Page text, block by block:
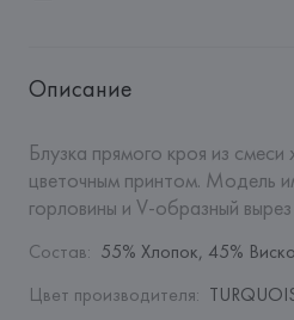
Описание
Блузка прямого кроя из смеси
цветочным принтом. Модель
горловины и V-образный
Состав: 55% Хлопок, 45%
Цвет производителя: